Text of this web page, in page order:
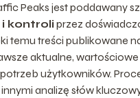
Peaks jest poddawany
kontroli przez
temu treści publikowane
aktualne, wartościowe
użytkowników.
analizę słów